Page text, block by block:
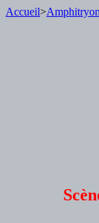
Accueil>Amphitryon